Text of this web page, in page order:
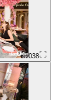
038